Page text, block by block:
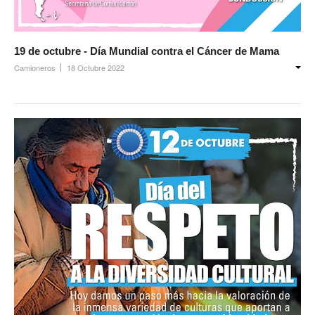
Prevención
Formularios
Farmacias
Autorizaciones PMI
Autorizaciones
Reintegros
Requisitos fertilidad
Credencial digital OSCHOCA
Coseguros y Exenciones
19 de octubre - Día Mundial contra el Cáncer de Mama
Camioneros 18 Octubre 2022